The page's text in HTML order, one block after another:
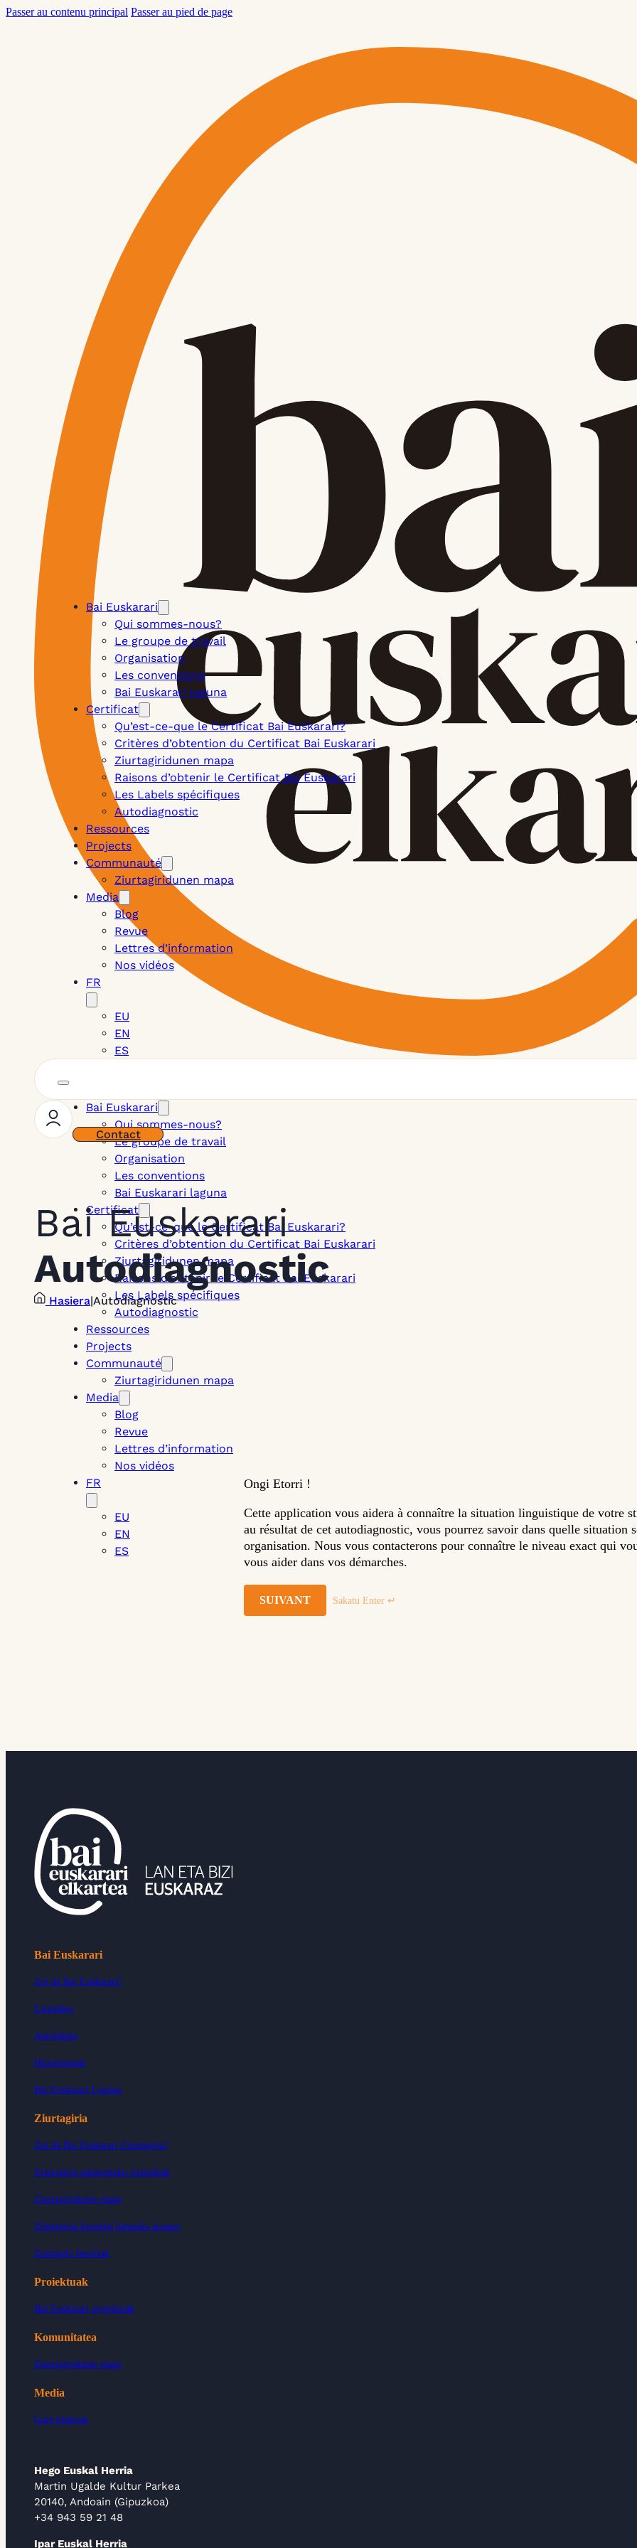
Passer au contenu principal Passer au pied de page
Bai Euskarari
Qui sommes-nous?
Le groupe de travail
Organisation
Les conventions
Bai Euskarari laguna
Certificat
Qu’est-ce-que le Certificat Bai Euskarari?
Critères d’obtention du Certificat Bai Euskarari
Ziurtagiridunen mapa
Raisons d’obtenir le Certificat Bai Euskarari
Les Labels spécifiques
Autodiagnostic
Ressources
Projects
Communauté
Ziurtagiridunen mapa
Media
Blog
Revue
Lettres d’information
Nos vidéos
FR
EU
EN
ES
Bai Euskarari
Qui sommes-nous?
Le groupe de travail
Organisation
Les conventions
Bai Euskarari laguna
Certificat
Qu’est-ce-que le Certificat Bai Euskarari?
Critères d’obtention du Certificat Bai Euskarari
Ziurtagiridunen mapa
Raisons d’obtenir le Certificat Bai Euskarari
Les Labels spécifiques
Autodiagnostic
Ressources
Projects
Communauté
Ziurtagiridunen mapa
Media
Blog
Revue
Lettres d’information
Nos vidéos
FR
EU
EN
ES
Contact
Bai Euskarari
Autodiagnostic
Hasiera|Autodiagnostic
Ongi Etorri !
Cette application vous aidera à connaître la situation linguistique de votre
au résultat de cet autodiagnostic, vous pourrez savoir dans quelle situation
organisation. Nous vous contacterons pour connaître le niveau exact qui
vous aider dans vos démarches.
SUIVANT Sakatu Enter ↵
Bai Euskarari
Zer da Bai Euskarari?
Lantaldea
Antolaketa
Hitzarmenak
Bai Euskarari Laguna
Ziurtagiria
Zer da Bai Euskarari Ziurtagiria?
Ziurtagiria eskuratzeko irizpideak
Ziurtagiridunen mapa
Ziurtagiria lortzeko hamaika arrazoi
Ziurtagiri bereziak
Proiektuak
Bai Euskarari proiektuak
Komunitatea
Ziurtagiridunen mapa
Media
Gure bideoak
Hego Euskal Herria
Martin Ugalde Kultur Parkea
20140, Andoain (Gipuzkoa)
+34 943 59 21 48
Ipar Euskal Herria